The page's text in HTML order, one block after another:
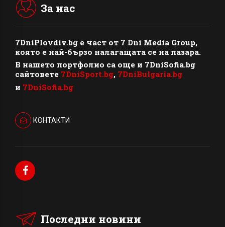
За нас
7DniPlovdiv.bg e част от 7 Dni Media Group,
която е най-бързо налагащата се на пазара.
В нашето портфолио са още и 7DniSofia.bg
сайтовете 7DniSport.bg, 7DniBulgaria.bg
и 7DniSofia.bg
КОНТАКТИ
Последни новини